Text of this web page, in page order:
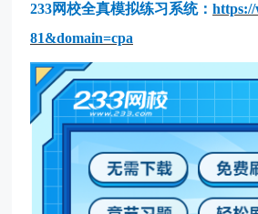
233网校全真模拟练习系统： https://
81&domain=cpa